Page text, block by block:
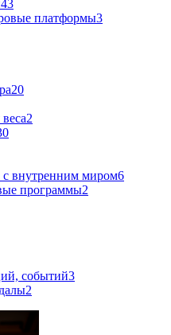
43
платформы3
20
2
с внутренним миром6
программы2
событий3
2